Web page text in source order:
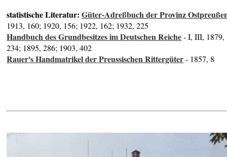
statistische Literatur:Güter-Adreßbuch der Provinz
1913, 160; 1920, 156; 1922, 162; 1932, 225
Handbuch des Grundbesitzes im Deutschen Reiche- I, III, 1879,
234; 1895, 286; 1903, 402
Rauer's Handmatrikel der Preussischen Rittergüter- 1857, 8